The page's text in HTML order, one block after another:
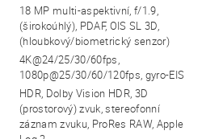
18 MP multi-aspektivní, f/1.9,
(širokoúhlý), PDAF, OIS SL 3D,
(hloubkový/biometrický senzor)
4K@24/25/30/60fps,
1080p@25/30/60/120fps, gyro-EIS
HDR, Dolby Vision HDR, 3D
(prostorový) zvuk, stereofonní
záznam zvuku, ProRes RAW, Apple